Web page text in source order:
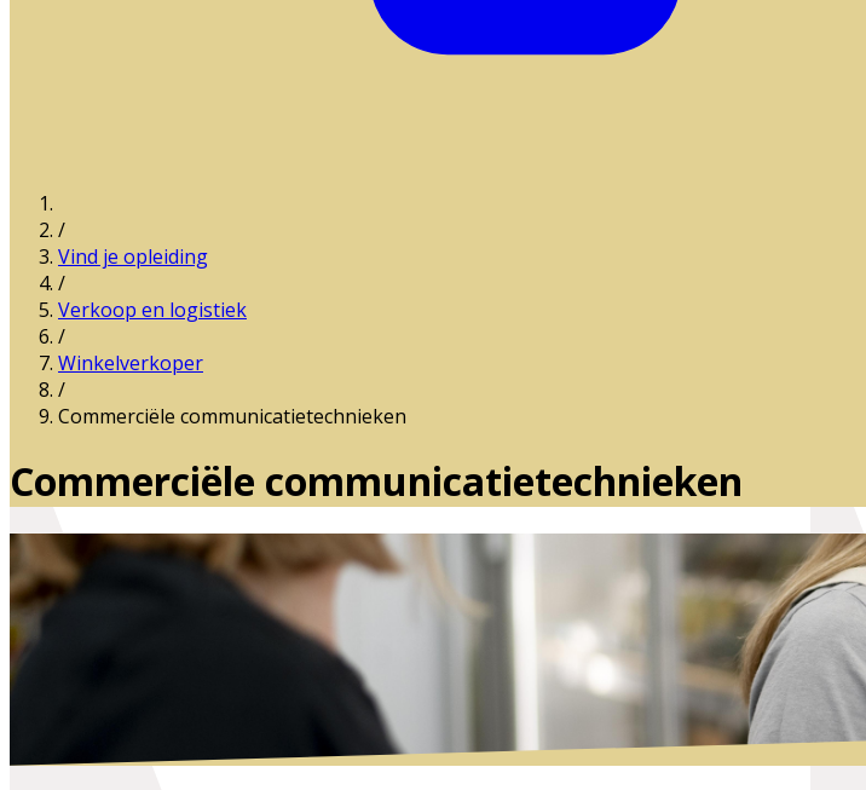
/
Vind je opleiding
/
Verkoop en logistiek
/
Winkelverkoper
/
Commerciële communicatietechnieken
Commerciële communicatietechnieken